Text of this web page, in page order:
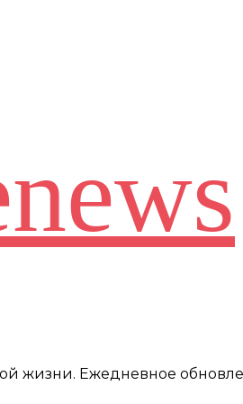
жизни. Ежедневное